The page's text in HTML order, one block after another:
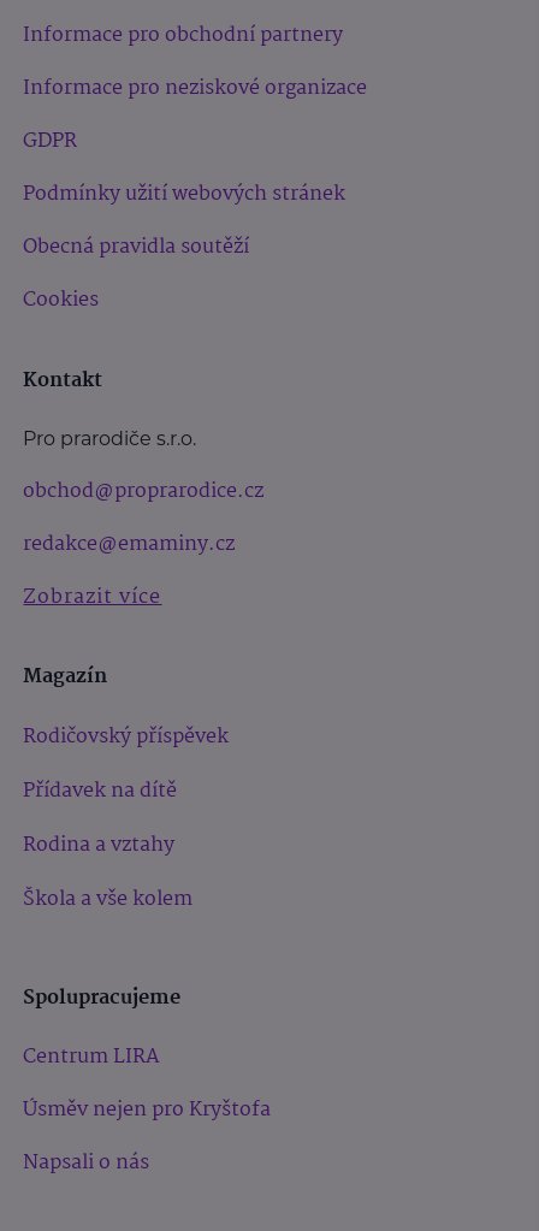
Informace pro obchodní partnery
Informace pro neziskové organizace
GDPR
Podmínky užití webových stránek
Obecná pravidla soutěží
Cookies
Kontakt
Pro prarodiče s.r.o.
obchod@proprarodice.cz
redakce@emaminy.cz
Zobrazit více
Magazín
Rodičovský příspěvek
Přídavek na dítě
Rodina a vztahy
Škola a vše kolem
Spolupracujeme
Centrum LIRA
Úsměv nejen pro Kryštofa
Napsali o nás